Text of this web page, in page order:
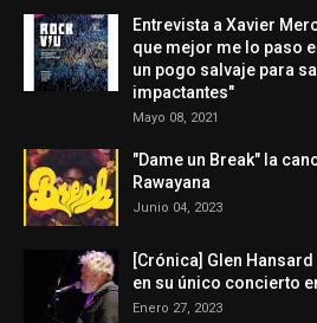
Entrevista a Xavier
que mejor me lo paso
un pogo salvaje para
impactantes"
Mayo 08, 2021
"Dame un Break" la
Rawayana
Junio 04, 2023
[Crónica] Glen
en su único concierto
Enero 27, 2023